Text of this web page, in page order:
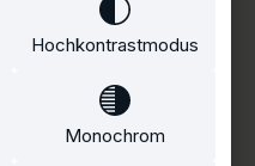
Hochkontrastmodus
Monochrom